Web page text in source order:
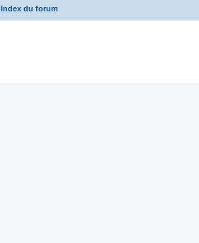
Index du forum